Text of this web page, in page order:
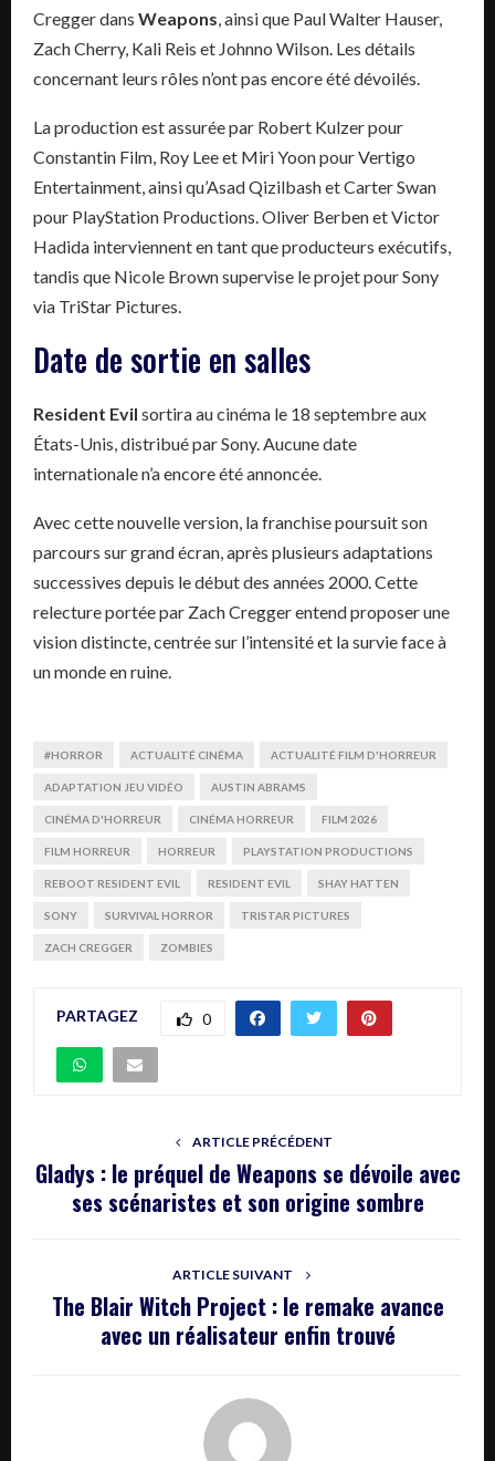
Cregger dans Weapons , ainsi que Paul Walter Hauser,
Zach Cherry, Kali Reis et Johnno Wilson. Les détails
concernant leurs rôles n’ont pas encore été dévoilés.
La production est assurée par Robert Kulzer pour
Constantin Film, Roy Lee et Miri Yoon pour Vertigo
Entertainment, ainsi qu’Asad Qizilbash et Carter Swan
pour PlayStation Productions. Oliver Berben et Victor
Hadida interviennent en tant que producteurs exécutifs,
tandis que Nicole Brown supervise le projet pour Sony
via TriStar Pictures.
Date de sortie en salles
Resident Evil sortira au cinéma le 18 septembre aux
États-Unis, distribué par Sony. Aucune date
internationale n’a encore été annoncée.
Avec cette nouvelle version, la franchise poursuit son
parcours sur grand écran, après plusieurs adaptations
successives depuis le début des années 2000. Cette
relecture portée par Zach Cregger entend proposer une
vision distincte, centrée sur l’intensité et la survie face à
un monde en ruine.
#HORROR ACTUALITÉ CINÉMA ACTUALITÉ FILM D'HORREUR
ADAPTATION JEU VIDÉO AUSTIN ABRAMS
CINÉMA D'HORREUR CINÉMA HORREUR FILM 2026
FILM HORREUR HORREUR PLAYSTATION PRODUCTIONS
REBOOT RESIDENT EVIL RESIDENT EVIL SHAY HATTEN
SONY SURVIVAL HORROR TRISTAR PICTURES
ZACH CREGGER ZOMBIES
PARTAGEZ 0
ARTICLE PRÉCÉDENT
Gladys : le préquel de Weapons se dévoile avec
ses scénaristes et son origine sombre
ARTICLE SUIVANT
The Blair Witch Project : le remake avance
avec un réalisateur enfin trouvé